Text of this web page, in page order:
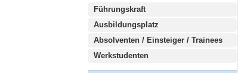
Führungskraft
Ausbildungsplatz
Absolventen / Einsteiger / Trainees
Werkstudenten